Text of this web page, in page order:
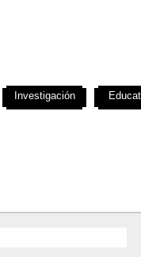
Investigación